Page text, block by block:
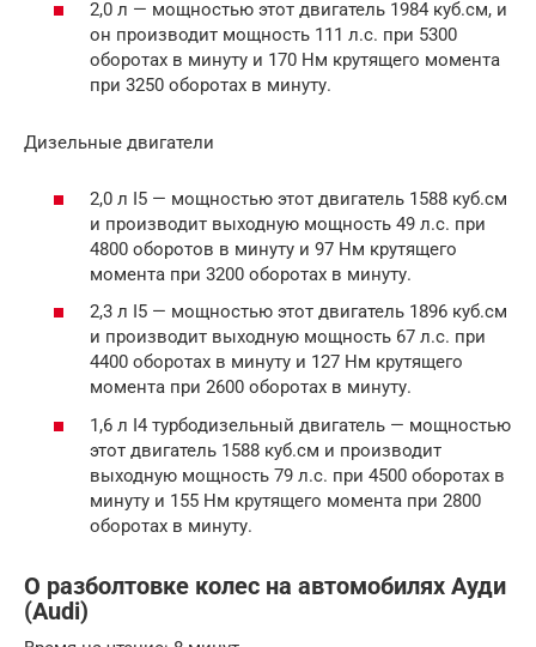
2,0 л — мощностью этот двигатель 1984 куб.см, и
он производит мощность 111 л.с. при 5300
оборотах в минуту и 170 Нм крутящего момента
при 3250 оборотах в минуту.
Дизельные двигатели
2,0 л I5 — мощностью этот двигатель 1588 куб.см
и производит выходную мощность 49 л.с. при
4800 оборотов в минуту и 97 Нм крутящего
момента при 3200 оборотах в минуту.
2,3 л I5 — мощностью этот двигатель 1896 куб.см
и производит выходную мощность 67 л.с. при
4400 оборотах в минуту и 127 Нм крутящего
момента при 2600 оборотах в минуту.
1,6 л I4 турбодизельный двигатель — мощностью
этот двигатель 1588 куб.см и производит
выходную мощность 79 л.с. при 4500 оборотах в
минуту и 155 Нм крутящего момента при 2800
оборотах в минуту.
О разболтовке колес на автомобилях Ауди
(Audi)